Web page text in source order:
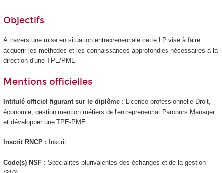
Objectifs
A travers une mise en situation entrepreneuriale cette LP vise à faire
acquérir les méthodes et les connaissances approfondies nécessaires à la
direction d'une TPE/PME
Mentions officielles
Intitulé officiel figurant sur le diplôme : Licence professionnelle Droit,
économie, gestion mention métiers de l'entrepreneuriat Parcours Manager
et développer une TPE-PME
Inscrit RNCP : Inscrit
Code(s) NSF : Spécialités plurivalentes des échanges et de la gestion